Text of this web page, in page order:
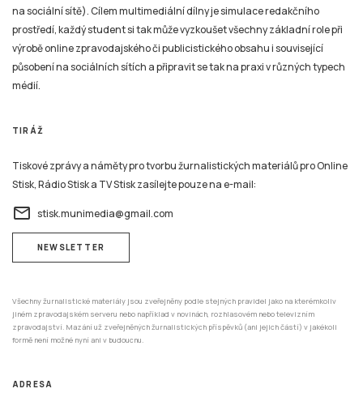
na sociální sítě). Cílem multimediální dílny je simulace redakčního
prostředí, každý student si tak může vyzkoušet všechny základní role při
výrobě online zpravodajského či publicistického obsahu i související
působení na sociálních sítích a připravit se tak na praxi v různých typech
médií.
TIRÁŽ
Tiskové zprávy a náměty pro tvorbu žurnalistických materiálů pro Online
Stisk, Rádio Stisk a TV Stisk zasílejte pouze na e-mail:
email stisk.munimedia@gmail.com
NEWSLETTER
Všechny žurnalistické materiály jsou zveřejněny podle stejných pravidel jako na kterémkoliv
jiném zpravodajském serveru nebo například v novinách, rozhlasovém nebo televizním
zpravodajství. Mazání už zveřejněných žurnalistických příspěvků (ani jejich částí) v jakékoli
formě není možné nyní ani v budoucnu.
ADRESA